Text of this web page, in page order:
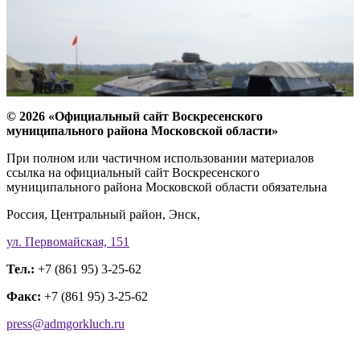
© 2026 «Официальный сайт Воскресенского
муниципального района Московской области»
При полном или частичном использовании материалов
ссылка на официальный сайт Воскресенского
муниципального района Московской области обязательна
Россия, Центральный район, Энск,
ул. Первомайская, 151
Тел.: +7 (861 95) 3-25-62
Факс: +7 (861 95) 3-25-62
press@admgorkluch.ru